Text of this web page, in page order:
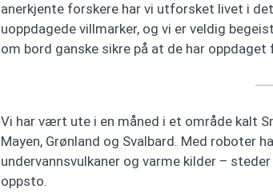
anerkjente forskere har vi utforsket livet i det
uoppdagede villmarker, og vi er veldig
om bord ganske sikre på at de har
Vi har vært ute i en måned i et område kalt
Mayen, Grønland og Svalbard. Med roboter
undervannsvulkaner og varme kilder –
oppsto.